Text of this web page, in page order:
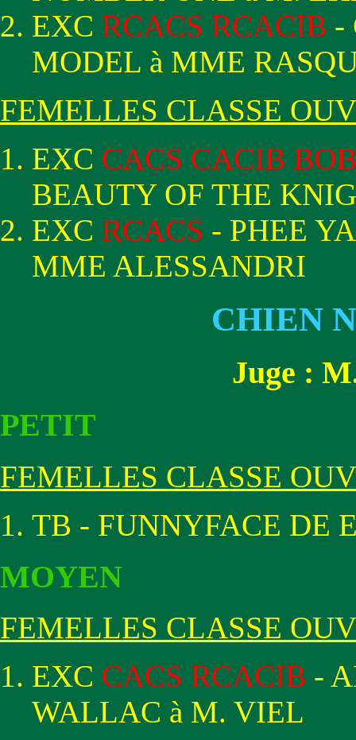
EXC RCACS RCACIB -
MODEL à MME
FEMELLES CLASSE
EXC CACS CACIB BOB
BEAUTY OF THE
EXC RCACS - PHEE
MME ALESSANDRI
CHIEN
Juge :
PETIT
FEMELLES CLASSE
TB - FUNNYFACE DE
MOYEN
FEMELLES CLASSE
EXC CACS RCACIB -
WALLAC à M. VIEL